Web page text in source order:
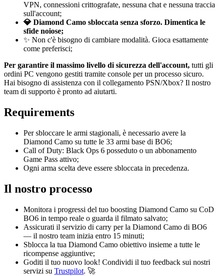
VPN, connessioni crittografate, nessuna chat e nessuna traccia
sull'account;
💎 Diamond Camo sbloccata senza sforzo. Dimentica le
sfide noiose;
✨ Non c'è bisogno di cambiare modalità. Gioca esattamente
come preferisci;
Per garantire il massimo livello di sicurezza dell'account, tutti gli
ordini PC vengono gestiti tramite console per un processo sicuro.
Hai bisogno di assistenza con il collegamento PSN/Xbox? Il nostro
team di supporto è pronto ad aiutarti.
Requirements
Per sbloccare le armi stagionali, è necessario avere la
Diamond Camo su tutte le 33 armi base di BO6;
Call of Duty: Black Ops 6 posseduto o un abbonamento
Game Pass attivo;
Ogni arma scelta deve essere sbloccata in precedenza.
Il nostro processo
Monitora i progressi del tuo boosting Diamond Camo su CoD
BO6 in tempo reale o guarda il filmato salvato;
Assicurati il servizio di carry per la Diamond Camo di BO6
— il nostro team inizia entro 15 minuti;
Sblocca la tua Diamond Camo obiettivo insieme a tutte le
ricompense aggiuntive;
Goditi il tuo nuovo look! Condividi il tuo feedback sui nostri
servizi su Trustpilot. 🚀